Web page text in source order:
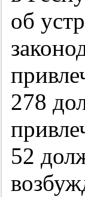
об
278
52